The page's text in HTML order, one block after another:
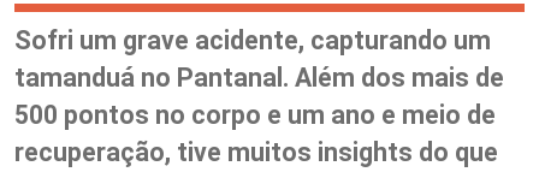
Sofri um grave acidente, capturando um
tamanduá no Pantanal. Além dos mais de
500 pontos no corpo e um ano e meio de
recuperação, tive muitos insights do que